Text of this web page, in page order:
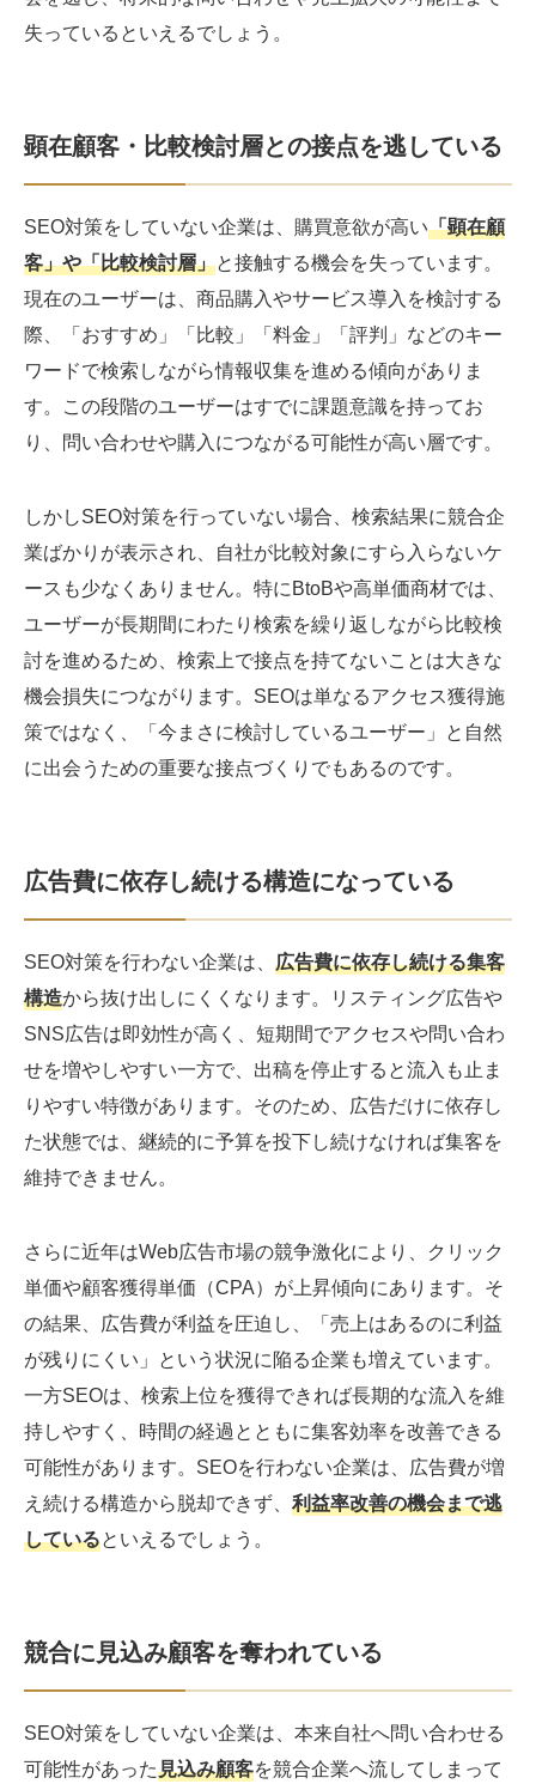
失っているといえるでしょう。
顕在顧客・比較検討層との接点を逃している
SEO対策をしていない企業は、購買意欲が高い「顕在顧
客」や「比較検討層」と接触する機会を失っています。
現在のユーザーは、商品購入やサービス導入を検討する
際、「おすすめ」「比較」「料金」「評判」などのキー
ワードで検索しながら情報収集を進める傾向がありま
す。この段階のユーザーはすでに課題意識を持ってお
り、問い合わせや購入につながる可能性が高い層です。
しかしSEO対策を行っていない場合、検索結果に競合企
業ばかりが表示され、自社が比較対象にすら入らないケ
ースも少なくありません。特にBtoBや高単価商材では、
ユーザーが長期間にわたり検索を繰り返しながら比較検
討を進めるため、検索上で接点を持てないことは大きな
機会損失につながります。SEOは単なるアクセス獲得施
策ではなく、「今まさに検討しているユーザー」と自然
に出会うための重要な接点づくりでもあるのです。
広告費に依存し続ける構造になっている
SEO対策を行わない企業は、 広告費に依存し続ける集客
構造から抜け出しにくくなります。リスティング広告や
SNS広告は即効性が高く、短期間でアクセスや問い合わ
せを増やしやすい一方で、出稿を停止すると流入も止ま
りやすい特徴があります。そのため、広告だけに依存し
た状態では、継続的に予算を投下し続けなければ集客を
維持できません。
さらに近年はWeb広告市場の競争激化により、クリック
単価や顧客獲得単価（CPA）が上昇傾向にあります。そ
の結果、広告費が利益を圧迫し、「売上はあるのに利益
が残りにくい」という状況に陥る企業も増えています。
一方SEOは、検索上位を獲得できれば長期的な流入を維
持しやすく、時間の経過とともに集客効率を改善できる
可能性があります。SEOを行わない企業は、広告費が増
え続ける構造から脱却できず、 利益率改善の機会まで逃
しているといえるでしょう。
競合に見込み顧客を奪われている
SEO対策をしていない企業は、本来自社へ問い合わせる
可能性があった見込み顧客を競合企業へ流してしまって